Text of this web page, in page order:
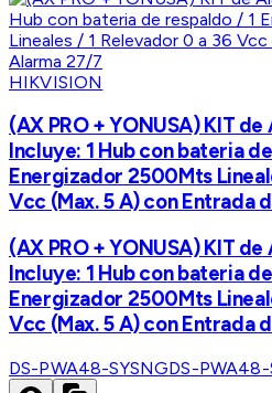
HIKVISION
(AX PRO + YONUSA) KIT
Incluye: 1 Hub con bateria
Energizador 2500Mts
Vcc (Max. 5 A) con Entrada
(AX PRO + YONUSA) KIT
Incluye: 1 Hub con bateria
Energizador 2500Mts
Vcc (Max. 5 A) con Entrada
DS-PWA48-SYSNGDS-PWA48-